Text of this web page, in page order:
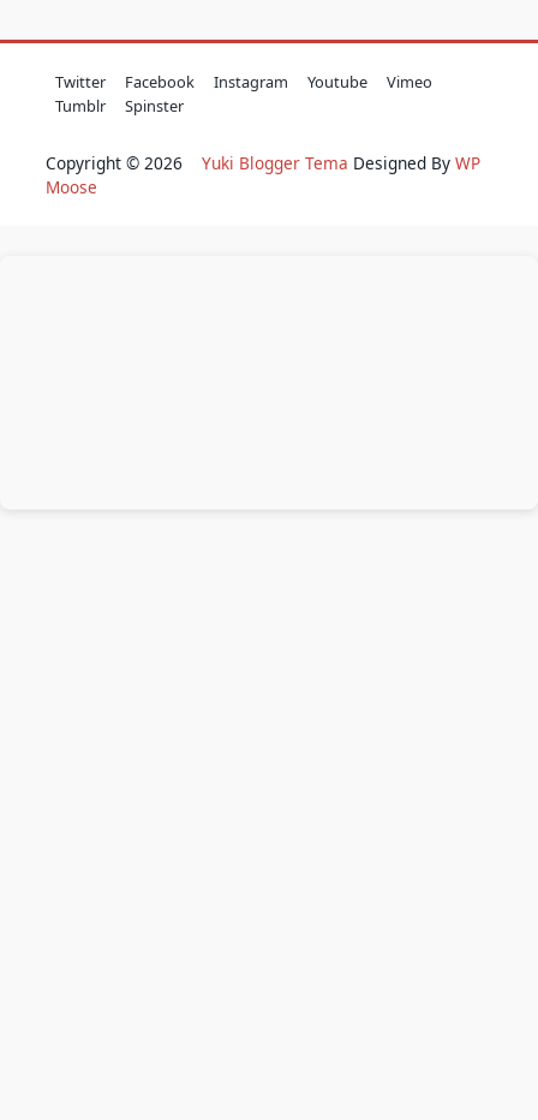
Twitter Facebook Instagram Youtube
Vimeo
Tumblr
Spinster
Copyright © 2026 Yuki Blogger Tema Designed By WP
Moose